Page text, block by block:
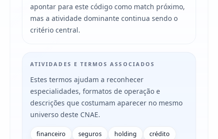
apontar para este código como match próximo,
mas a atividade dominante continua sendo o
critério central.
ATIVIDADES E TERMOS ASSOCIADOS
Estes termos ajudam a reconhecer
especialidades, formatos de operação e
descrições que costumam aparecer no mesmo
universo deste CNAE.
financeiro seguros holding
crédito